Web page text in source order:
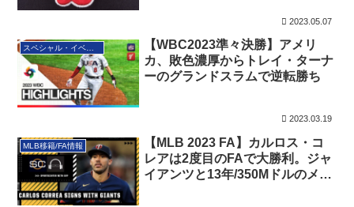
2023.05.07
スペシャル・イベント
【WBC2023準々決勝】アメリ
カ、敗色濃厚からトレイ・ターナ
ーのグランドスラムで逆転勝ち
2023.03.19
MLB移籍/FA情報
【MLB 2023 FA】カルロス・コ
レアは2度目のFAで大勝利。ジャ
イアンツと13年/350Mドルのメガ